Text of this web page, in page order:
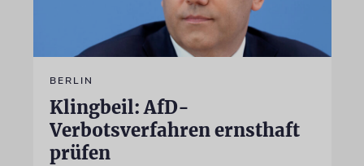
BERLIN
Klingbeil: AfD-
Verbotsverfahren ernsthaft
prüfen